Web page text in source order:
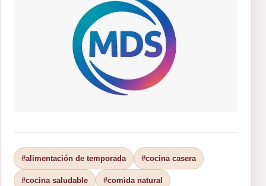
#alimentación de temporada #cocina casera
#cocina saludable #comida natural